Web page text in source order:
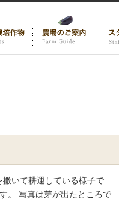
いて耕運している様子で
。 写真は芽が出たところで